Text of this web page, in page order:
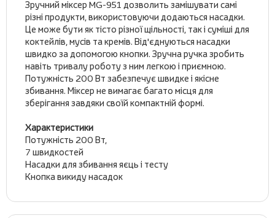
Зручний міксер MG-951 дозволить замішувати самі
різні продукти, використовуючи додаються насадки.
Це може бути як тісто різної щільності, так і суміші для
коктейлів, мусів та кремів. Від'єднуються насадки
швидко за допомогою кнопки. Зручна ручка зробить
навіть тривалу роботу з ним легкою і приємною.
Потужність 200 Вт забезпечує швидке і якісне
збивання. Міксер не вимагає багато місця для
зберігання завдяки своїй компактній формі.
Характеристики
Потужність 200 Вт,
7 швидкостей
Насадки для збивання яєць і тесту
Кнопка викиду насадок